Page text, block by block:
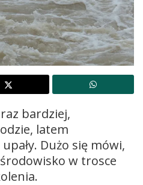
bardziej,
latem
Dużo się mówi,
w trosce